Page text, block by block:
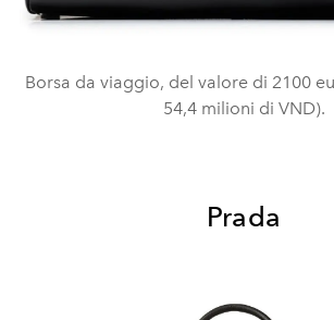
Borsa da viaggio, del valore di 2100
54,4 milioni di VND).
Prada